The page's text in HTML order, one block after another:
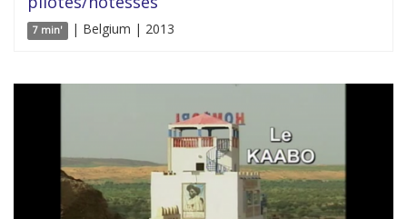
7 min' | Belgium | 2013